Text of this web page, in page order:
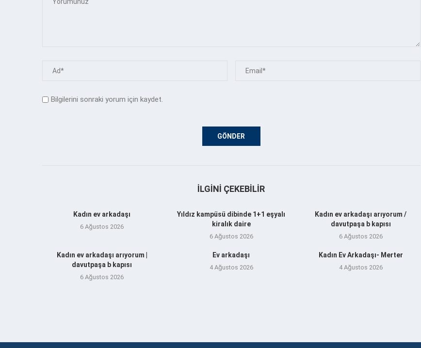
Bilgilerini sonraki yorum için kaydet.
İLGINI ÇEKEBILIR
Kadın ev arkadaşı
6 Ağustos 2026
Yıldız kampüsü dibinde 1+1 eşyalı
kiralık daire
6 Ağustos 2026
Kadın ev arkadaşı arıyorum /
davutpaşa b kapısı
6 Ağustos 2026
Kadın ev arkadaşı arıyorum |
davutpaşa b kapısı
6 Ağustos 2026
Ev arkadaşı
4 Ağustos 2026
Kadın Ev Arkadaşı- Merter
4 Ağustos 2026